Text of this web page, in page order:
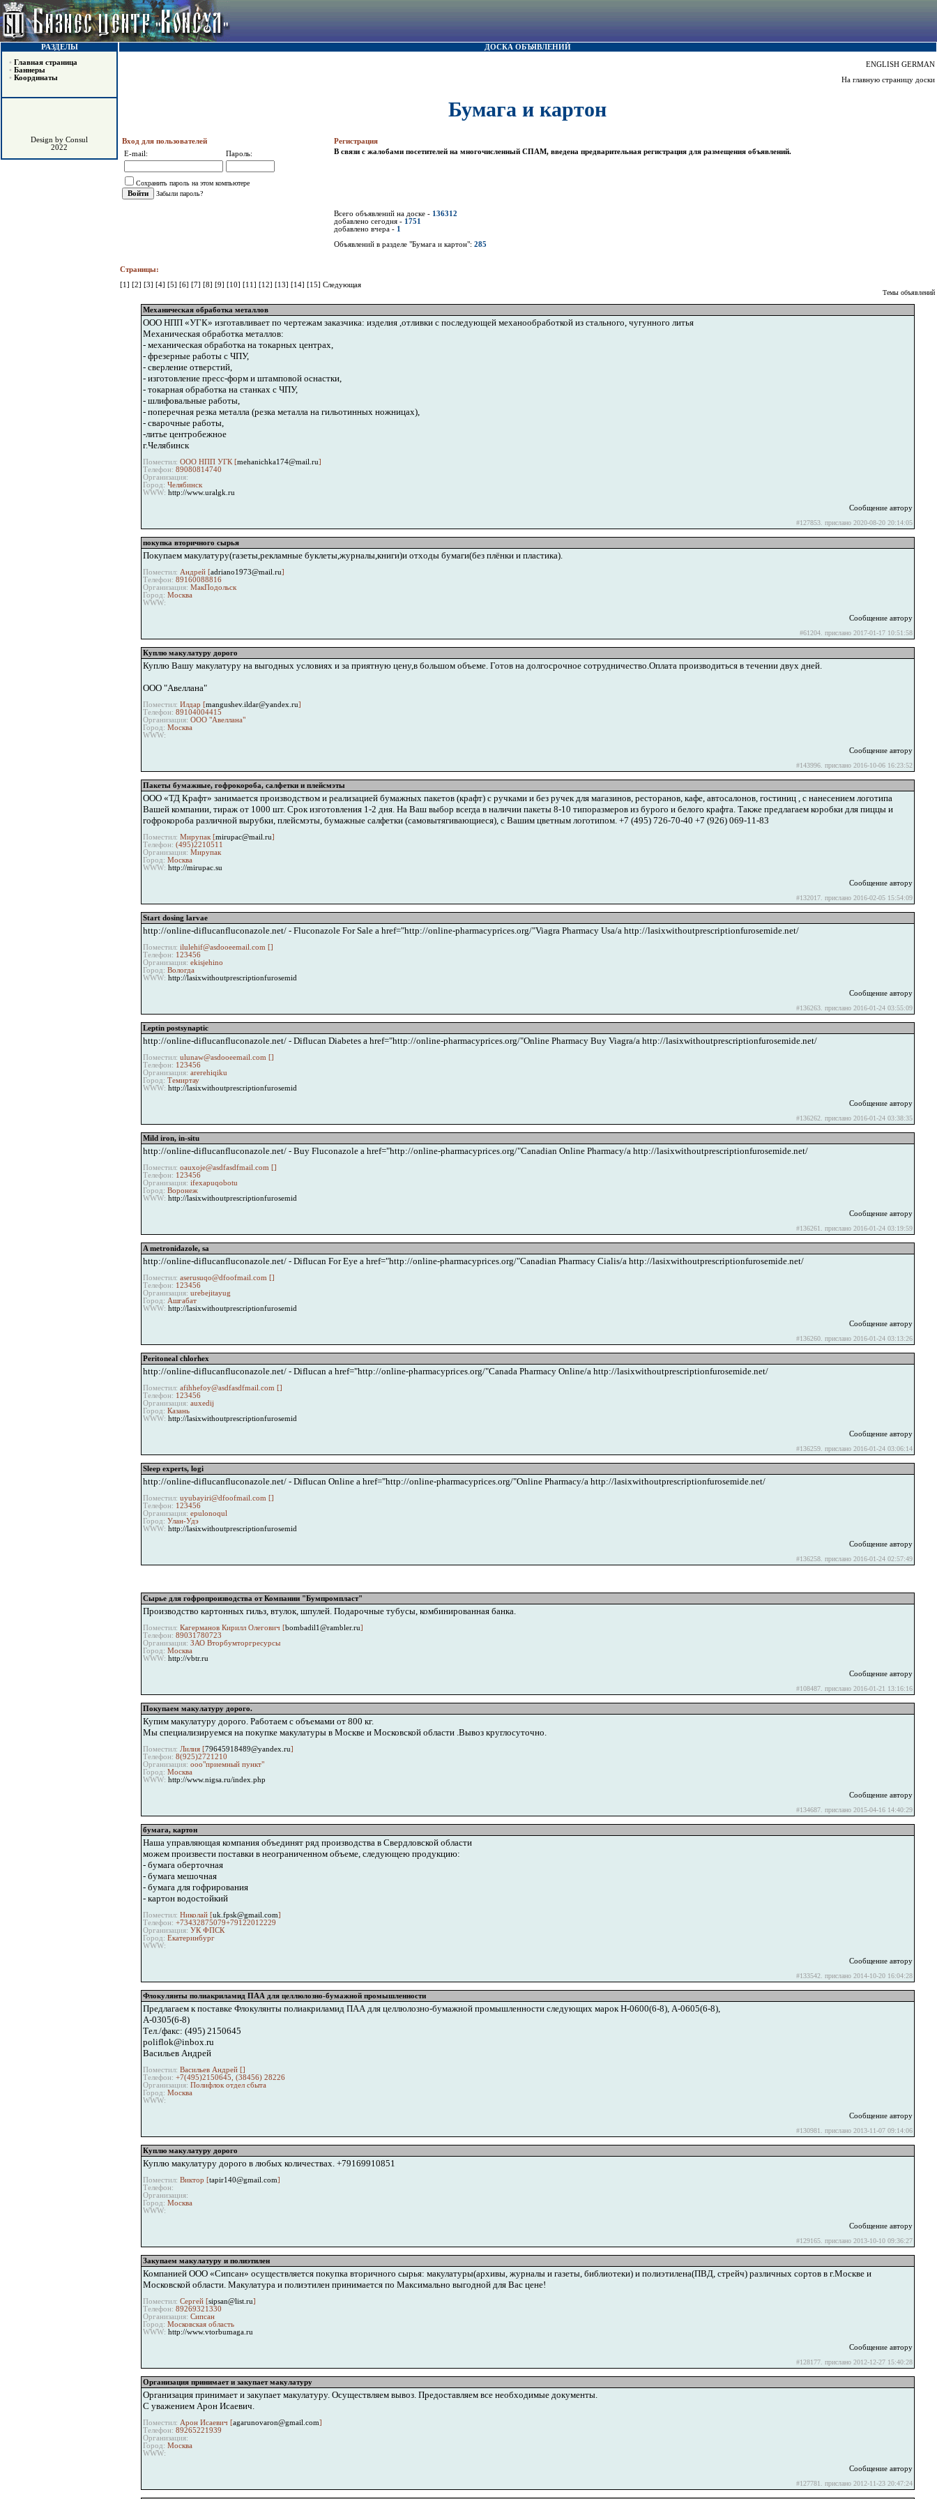
РАЗДЕЛЫ
• Главная страница
• Баннеры
• Координаты
Design by Consul
2022
ДОСКА ОБЪЯВЛЕНИЙ
ENGLISH GERMAN
На главную страницу доски
Бумага и картон
Вход для пользователей
Регистрация
E-mail:
Пароль:
Сохранить пароль на этом компьютере
Забыли пароль?
В связи с жалобами посетителей на многочисленный СПАМ, введена предварительная регистрация для размещения объявлений.
Всего объявлений на доске - 136312
добавлено сегодня - 1751
добавлено вчера - 1
Объявлений в разделе "Бумага и картон": 285
Страницы:
[1] [2] [3] [4] [5] [6] [7] [8] [9] [10] [11] [12] [13] [14] [15] Следующая
Темы объявлений
Механическая обработка металлов
ООО НПП «УГК» изготавливает по чертежам заказчика: изделия ,отливки с последующей механообработкой из стального, чугунного литья
Механическая обработка металлов:
- механическая обработка на токарных центрах,
- фрезерные работы с ЧПУ,
- сверление отверстий,
- изготовление пресс-форм и штамповой оснастки,
- токарная обработка на станках с ЧПУ,
- шлифовальные работы,
- поперечная резка металла (резка металла на гильотинных ножницах),
- сварочные работы,
-литье центробежное
г.Челябинск
Поместил: ООО НПП УГК [mehanichka174@mail.ru]
Телефон: 89080814740
Организация:
Город: Челябинск
WWW: http://www.uralgk.ru
Сообщение автору
#127853. прислано 2020-08-20 20:14:05
покупка вторичного сырья
Покупаем макулатуру(газеты,рекламные буклеты,журналы,книги)и отходы бумаги(без плёнки и пластика).
Поместил: Андрей [adriano1973@mail.ru]
Телефон: 89160088816
Организация: МакПодольск
Город: Москва
WWW:
Сообщение автору
#61204. прислано 2017-01-17 10:51:58
Куплю макулатуру дорого
Куплю Вашу макулатуру на выгодных условиях и за приятную цену,в большом объеме. Готов на долгосрочное сотрудничество.Оплата производиться в течении двух дней.
ООО "Авеллана"
Поместил: Илдар [mangushev.ildar@yandex.ru]
Телефон: 89104004415
Организация: ООО "Авеллана"
Город: Москва
WWW:
Сообщение автору
#143996. прислано 2016-10-06 16:23:52
Пакеты бумажные, гофрокороба, салфетки и плейсмэты
ООО «ТД Крафт» занимается производством и реализацией бумажных пакетов (крафт) с ручками и без ручек для магазинов, ресторанов, кафе, автосалонов, гостиниц , с нанесением логотипа
Вашей компании, тираж от 1000 шт. Срок изготовления 1-2 дня. На Ваш выбор всегда в наличии пакеты 8-10 типоразмеров из бурого и белого крафта. Также предлагаем коробки для пиццы и
гофрокороба различной вырубки, плейсмэты, бумажные салфетки (самовытягивающиеся), с Вашим цветным логотипом. +7 (495) 726-70-40 +7 (926) 069-11-83
Поместил: Мирупак [mirupac@mail.ru]
Телефон: (495)2210511
Организация: Мирупак
Город: Москва
WWW: http://mirupac.su
Сообщение автору
#132017. прислано 2016-02-05 15:54:09
Start dosing larvae
http://online-diflucanfluconazole.net/ - Fluconazole For Sale a href="http://online-pharmacyprices.org/"Viagra Pharmacy Usa/a http://lasixwithoutprescriptionfurosemide.net/
Поместил: ilulehif@asdooeemail.com []
Телефон: 123456
Организация: ekisjehino
Город: Вологда
WWW: http://lasixwithoutprescriptionfurosemid
Сообщение автору
#136263. прислано 2016-01-24 03:55:09
Leptin postsynaptic
http://online-diflucanfluconazole.net/ - Diflucan Diabetes a href="http://online-pharmacyprices.org/"Online Pharmacy Buy Viagra/a http://lasixwithoutprescriptionfurosemide.net/
Поместил: ulunaw@asdooeemail.com []
Телефон: 123456
Организация: arerehiqiku
Город: Темиртау
WWW: http://lasixwithoutprescriptionfurosemid
Сообщение автору
#136262. прислано 2016-01-24 03:38:35
Mild iron, in-situ
http://online-diflucanfluconazole.net/ - Buy Fluconazole a href="http://online-pharmacyprices.org/"Canadian Online Pharmacy/a http://lasixwithoutprescriptionfurosemide.net/
Поместил: oauxoje@asdfasdfmail.com []
Телефон: 123456
Организация: ifexapuqobotu
Город: Воронеж
WWW: http://lasixwithoutprescriptionfurosemid
Сообщение автору
#136261. прислано 2016-01-24 03:19:59
A metronidazole, sa
http://online-diflucanfluconazole.net/ - Diflucan For Eye a href="http://online-pharmacyprices.org/"Canadian Pharmacy Cialis/a http://lasixwithoutprescriptionfurosemide.net/
Поместил: aserusuqo@dfoofmail.com []
Телефон: 123456
Организация: urebejitayug
Город: Ашгабат
WWW: http://lasixwithoutprescriptionfurosemid
Сообщение автору
#136260. прислано 2016-01-24 03:13:26
Peritoneal chlorhex
http://online-diflucanfluconazole.net/ - Diflucan a href="http://online-pharmacyprices.org/"Canada Pharmacy Online/a http://lasixwithoutprescriptionfurosemide.net/
Поместил: afihhefoy@asdfasdfmail.com []
Телефон: 123456
Организация: auxedij
Город: Казань
WWW: http://lasixwithoutprescriptionfurosemid
Сообщение автору
#136259. прислано 2016-01-24 03:06:14
Sleep experts, logi
http://online-diflucanfluconazole.net/ - Diflucan Online a href="http://online-pharmacyprices.org/"Online Pharmacy/a http://lasixwithoutprescriptionfurosemide.net/
Поместил: uyubayiri@dfoofmail.com []
Телефон: 123456
Организация: epulonoqul
Город: Улан-Удэ
WWW: http://lasixwithoutprescriptionfurosemid
Сообщение автору
#136258. прислано 2016-01-24 02:57:49
Сырье для гофропроизводства от Компании "Бумпромпласт"
Производство картонных гильз, втулок, шпулей. Подарочные тубусы, комбинированная банка.
Поместил: Кагерманов Кирилл Олегович [bombadil1@rambler.ru]
Телефон: 89031780723
Организация: ЗАО Вторбумторгресурсы
Город: Москва
WWW: http://vbtr.ru
Сообщение автору
#108487. прислано 2016-01-21 13:16:16
Покупаем макулатуру дорого.
Купим макулатуру дорого. Работаем с объемами от 800 кг.
Мы специализируемся на покупке макулатуры в Москве и Московской области .Вывоз круглосуточно.
Поместил: Лилия [79645918489@yandex.ru]
Телефон: 8(925)2721210
Организация: ооо"приемный пункт"
Город: Москва
WWW: http://www.nigsa.ru/index.php
Сообщение автору
#134687. прислано 2015-04-16 14:40:29
бумага, картон
Наша управляющая компания объединят ряд производства в Свердловской области
можем произвести поставки в неограниченном объеме, следующею продукцию:
- бумага оберточная
- бумага мешочная
- бумага для гофрирования
- картон водостойкий
Поместил: Николай [uk.fpsk@gmail.com]
Телефон: +73432875079+79122012229
Организация: УК ФПСК
Город: Екатеринбург
WWW:
Сообщение автору
#133542. прислано 2014-10-20 16:04:28
Флокулянты полиакриламид ПАА для целлюлозно-бумажной промышленности
Предлагаем к поставке Флокулянты полиакриламид ПАА для целлюлозно-бумажной промышленности следующих марок Н-0600(6-8), А-0605(6-8),
А-0305(6-8)
Тел./факс: (495) 2150645
poliflok@inbox.ru
Васильев Андрей
Поместил: Васильев Андрей []
Телефон: +7(495)2150645, (38456) 28226
Организация: Полифлок отдел сбыта
Город: Москва
WWW:
Сообщение автору
#130981. прислано 2013-11-07 09:14:06
Куплю макулатуру дорого
Куплю макулатуру дорого в любых количествах. +79169910851
Поместил: Виктор [tapir140@gmail.com]
Телефон:
Организация:
Город: Москва
WWW:
Сообщение автору
#129165. прислано 2013-10-10 09:36:27
Закупаем макулатуру и полиэтилен
Компанией ООО «Сипсан» осуществляется покупка вторичного сырья: макулатуры(архивы, журналы и газеты, библиотеки) и полиэтилена(ПВД, стрейч) различных сортов в г.Москве и
Московской области. Макулатура и полиэтилен принимается по Максимально выгодной для Вас цене!
Поместил: Сергей [sipsan@list.ru]
Телефон: 89269321330
Организация: Сипсан
Город: Московская область
WWW: http://www.vtorbumaga.ru
Сообщение автору
#128177. прислано 2012-12-27 15:40:28
Организация принимает и закупает макулатуру
Организация принимает и закупает макулатуру. Осуществляем вывоз. Предоставляем все необходимые документы.
С уважением Арон Исаевич.
Поместил: Арон Исаевич [agarunovaron@gmail.com]
Телефон: 89265221939
Организация:
Город: Москва
WWW:
Сообщение автору
#127781. прислано 2012-11-23 20:47:24